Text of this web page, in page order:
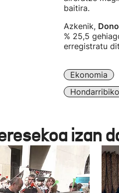
baitira.
Azkenik,
% 25,5
erregistratu
Ekonomia
izan